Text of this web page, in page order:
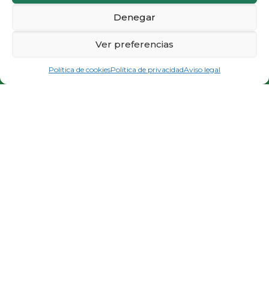
Denegar
Ver preferencias
Política de cookiesPolítica de privacidadAviso legal
PIDE CITA E INFÓRMATE